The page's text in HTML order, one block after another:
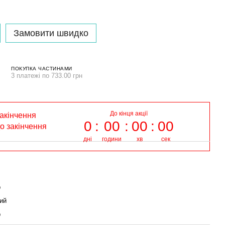
Замовити швидко
ПОКУПКА ЧАСТИНАМИ
3 платежі по 733.00 грн
закінчення
До кінця акції
0
дні
00
години
00
хв
00
сек